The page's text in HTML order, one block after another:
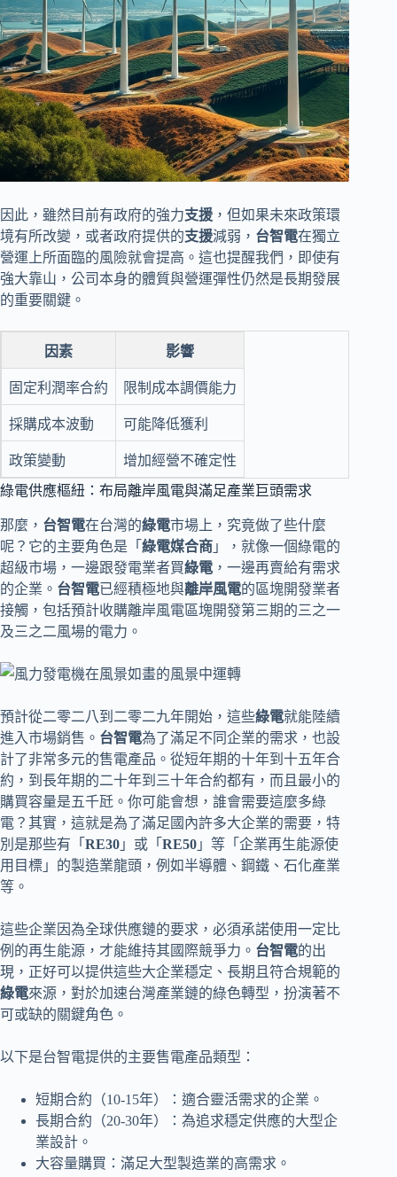
因此，雖然目前有政府的強力支援 ，但如果未來政策環
境有所改變，或者政府提供的支援減弱， 台智電在獨立
營運上所面臨的風險就會提高。這也提醒我們，即使有
強大靠山，公司本身的體質與營運彈性仍然是長期發展
的重要關鍵。
因素 影響
固定利潤率合約 限制成本調價能力
採購成本波動 可能降低獲利
政策變動
增加經營不確定性
綠電供應樞紐：布局離岸風電與滿足產業巨頭需求
那麼， 台智電在台灣的綠電市場上，究竟做了些什麼
呢？它的主要角色是「 綠電媒合商 」，就像一個綠電的
超級市場，一邊跟發電業者買綠電 ，一邊再賣給有需求
的企業。 台智電已經積極地與離岸風電的區塊開發業者
接觸，包括預計收購離岸風電區塊開發第三期的三之一
及三之二風場的電力。
預計從二零二八到二零二九年開始，這些綠電就能陸續
進入市場銷售。 台智電為了滿足不同企業的需求，也設
計了非常多元的售電產品。從短年期的十年到十五年合
約，到長年期的二十年到三十年合約都有，而且最小的
購買容量是五千瓩。你可能會想，誰會需要這麼多綠
電？其實，這就是為了滿足國內許多大企業的需要，特
別是那些有「 RE30 」或「 RE50 」等「企業再生能源使
用目標」的製造業龍頭，例如半導體、鋼鐵、石化產業
等。
這些企業因為全球供應鏈的要求，必須承諾使用一定比
例的再生能源，才能維持其國際競爭力。 台智電的出
現，正好可以提供這些大企業穩定、長期且符合規範的
綠電來源，對於加速台灣產業鏈的綠色轉型，扮演著不
可或缺的關鍵角色。
以下是台智電提供的主要售電產品類型：
短期合約（10-15年）：適合靈活需求的企業。
長期合約（20-30年）：為追求穩定供應的大型企
業設計。
大容量購買：滿足大型製造業的高需求。